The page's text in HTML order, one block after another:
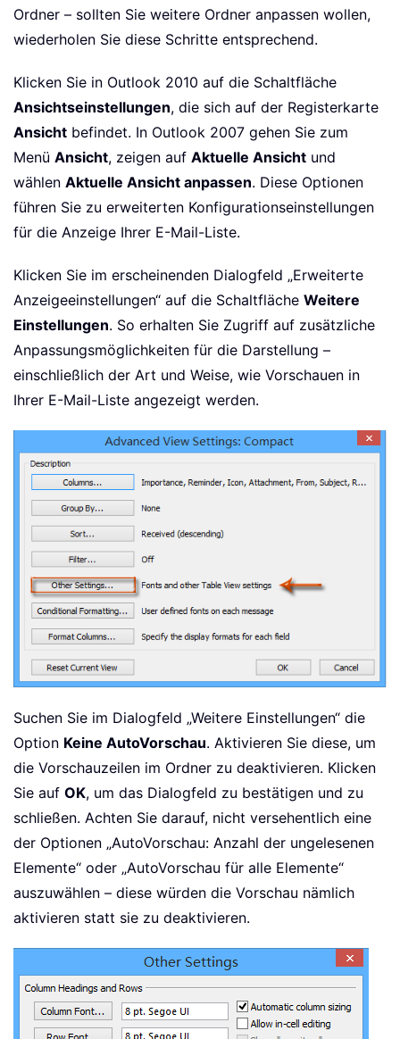
Ordner – sollten Sie weitere Ordner anpassen wollen,
wiederholen Sie diese Schritte entsprechend.
Klicken Sie in Outlook 2010 auf die Schaltfläche
Ansichtseinstellungen, die sich auf der Registerkarte
Ansicht befindet. In Outlook 2007 gehen Sie zum
Menü Ansicht, zeigen auf Aktuelle Ansicht und
wählen Aktuelle Ansicht anpassen. Diese Optionen
führen Sie zu erweiterten Konfigurationseinstellungen
für die Anzeige Ihrer E-Mail-Liste.
Klicken Sie im erscheinenden Dialogfeld „Erweiterte
Anzeigeeinstellungen“ auf die Schaltfläche Weitere
Einstellungen. So erhalten Sie Zugriff auf zusätzliche
Anpassungsmöglichkeiten für die Darstellung –
einschließlich der Art und Weise, wie Vorschauen in
Ihrer E-Mail-Liste angezeigt werden.
Suchen Sie im Dialogfeld „Weitere Einstellungen“ die
Option Keine AutoVorschau. Aktivieren Sie diese, um
die Vorschauzeilen im Ordner zu deaktivieren. Klicken
Sie auf OK, um das Dialogfeld zu bestätigen und zu
schließen. Achten Sie darauf, nicht versehentlich eine
der Optionen „AutoVorschau: Anzahl der ungelesenen
Elemente“ oder „AutoVorschau für alle Elemente“
auszuwählen – diese würden die Vorschau nämlich
aktivieren statt sie zu deaktivieren.